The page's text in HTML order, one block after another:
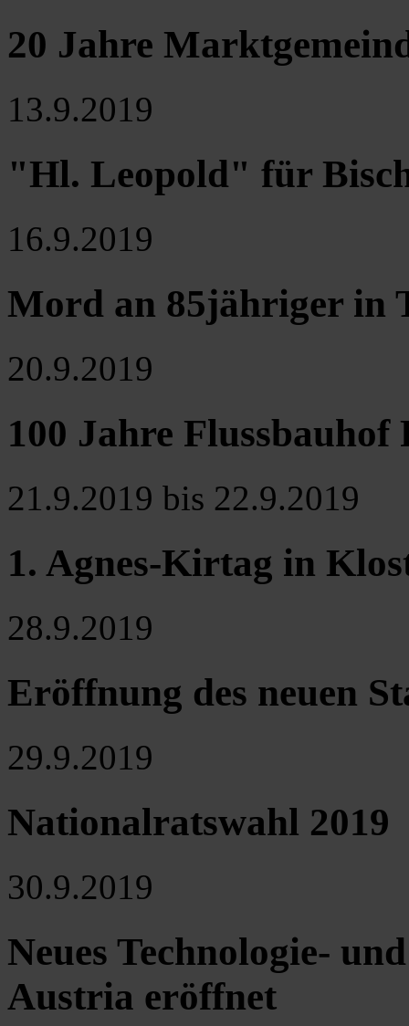
20 Jahre
13.9.2019
"Hl. Leopold" für
16.9.2019
Mord an 85jähriger in
20.9.2019
100 Jahre Flussbauhof
21.9.2019 bis 22.9.2019
1. Agnes-Kirtag in
28.9.2019
Eröffnung des neuen
29.9.2019
Nationalratswahl 2019
30.9.2019
Neues Technologie-
Austria eröffnet